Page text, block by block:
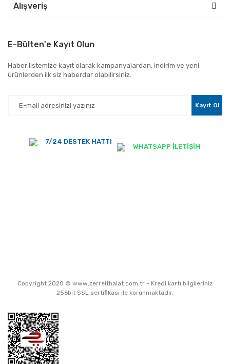
Alışveriş
E-Bülten'e Kayıt Olun
Haber listemize kayıt olarak kampanyalardan, indirim ve yeni
ürünlerden ilk siz haberdar olabilirsiniz.
Kayıt Ol
7/24 DESTEK HATTI
WHATSAPP İLETİŞİM
Copyright 2020 © www.zerreithalat.com.tr - Kredi kartı bilgileriniz
256bit SSL sertifikası ile korunmaktadır.